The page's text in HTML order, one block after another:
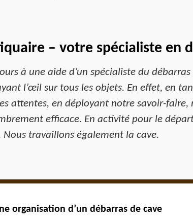
– votre spécialiste en
à une aide d’un spécialiste du
l’œil sur tous les objets. En effet, en
attentes, en déployant notre savoir-
efficace. En activité pour le
Nous travaillons également la cave.
organisation d’un débarras de cave